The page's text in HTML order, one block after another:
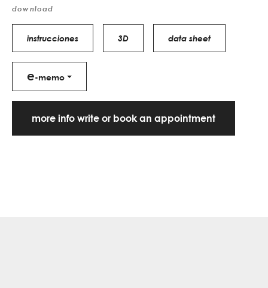
download
instrucciones 3D data sheet
e-memo
more info write or book an appointment